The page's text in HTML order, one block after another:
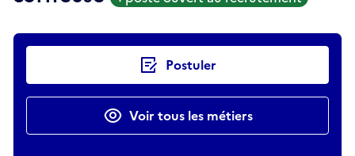
Actions rapides Postuler
Voir tous les métiers